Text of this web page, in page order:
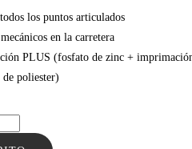
los puntos articulados
en la carretera
PLUS (fosfato de zinc +
poliester)